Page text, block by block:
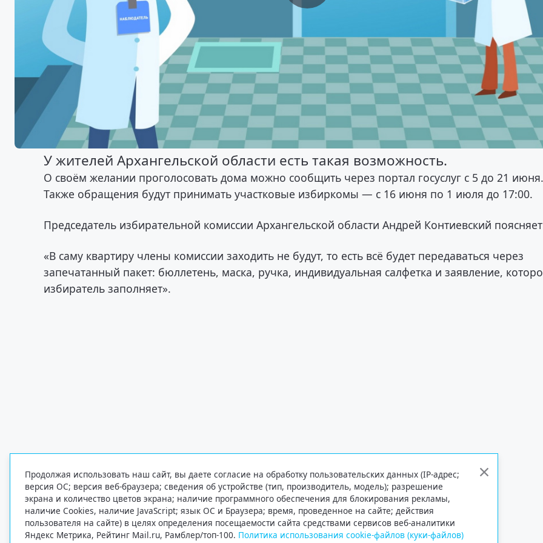
У жителей Архангельской области есть такая возможность.
О своём желании проголосовать дома можно сообщить через портал госуслуг с 5 до 21
Также обращения будут принимать участковые избиркомы — с 16 июня по 1 июля до 17:00.
Председатель избирательной комиссии Архангельской области Андрей Контиевский
«В саму квартиру члены комиссии заходить не будут, то есть всё будет передаваться через
запечатанный пакет: бюллетень, маска, ручка, индивидуальная салфетка и заявление,
избиратель заполняет».
Продолжая использовать наш сайт, вы даете согласие на обработку пользовательских данных (IP-адрес;
версия ОС; версия веб-браузера; сведения об устройстве (тип, производитель, модель); разрешение
экрана и количество цветов экрана; наличие программного обеспечения для блокирования рекламы,
наличие Cookies, наличие JavaScript; язык ОС и Браузера; время, проведенное на сайте; действия
пользователя на сайте) в целях определения посещаемости сайта средствами сервисов веб-аналитики
Яндекс Метрика, Рейтинг Mail.ru, Рамблер/топ-100. Политика использования cookie-файлов (куки-файлов)